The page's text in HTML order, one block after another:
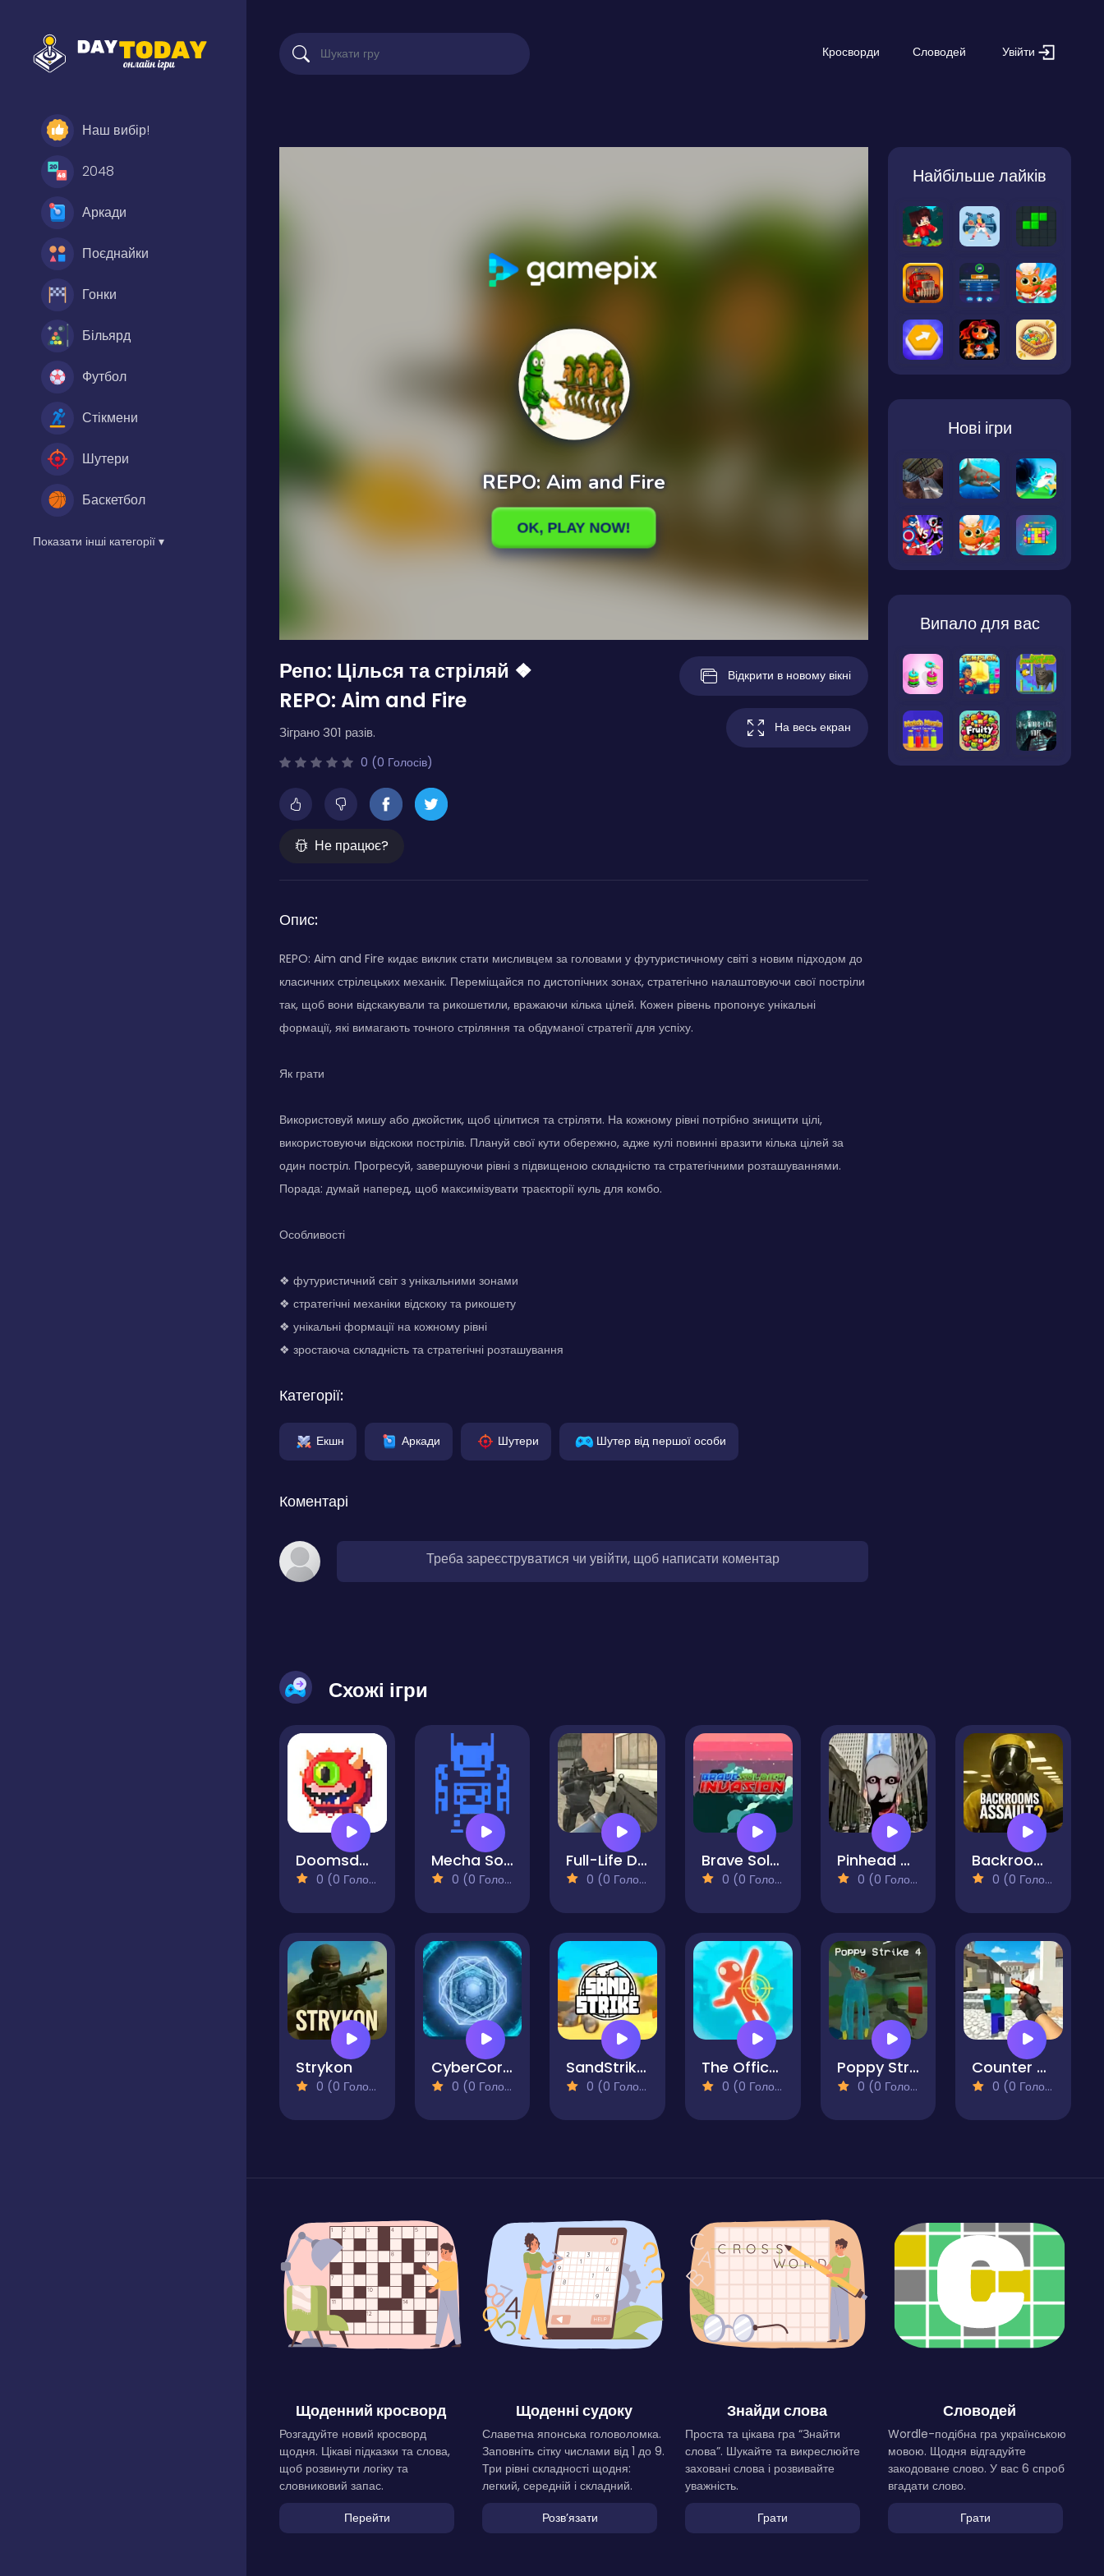
Наш вибір!
2048
Аркади
Поєднайки
Гонки
Більярд
Футбол
Стікмени
Шутери
Баскетбол
Показати інші категорії ▾
Кросворди Словодей Увійти
Репо: Цілься та стріляй ❖
REPO: Aim and Fire
Зіграно 301 разів.
0 (0 Голосів)
Не працює?
Відкрити в новому вікні
На весь екран
Опис:
REPO: Aim and Fire кидає виклик стати мисливцем за головами у футуристичному світі з новим підходом до
класичних стрілецьких механік. Переміщайся по дистопічних зонах, стратегічно налаштовуючи свої постріли
так, щоб вони відскакували та рикошетили, вражаючи кілька цілей. Кожен рівень пропонує унікальні
формації, які вимагають точного стріляння та обдуманої стратегії для успіху.
Як грати
Використовуй мишу або джойстик, щоб цілитися та стріляти. На кожному рівні потрібно знищити цілі,
використовуючи відскоки пострілів. Плануй свої кути обережно, адже кулі повинні вразити кілька цілей за
один постріл. Прогресуй, завершуючи рівні з підвищеною складністю та стратегічними розташуваннями.
Порада: думай наперед, щоб максимізувати траєкторії куль для комбо.
Особливості
❖ футуристичний світ з унікальними зонами
❖ стратегічні механіки відскоку та рикошету
❖ унікальні формації на кожному рівні
❖ зростаюча складність та стратегічні розташування
Категорії:
Екшн Аркади Шутери Шутер від першої особи
Коментарі
Треба зареєструватися чи увійти, щоб написати коментар
Найбільше лайків
Нові ігри
Випало для вас
Схожі ігри
Doomsday Shooter
0 (0 Голосів)
Mecha Son of Mecha
0 (0 Голосів)
Full-Life Deathmatch
0 (0 Голосів)
Brave Soldier Invasion
0 (0 Голосів)
Pinhead Nextbots Shooter Action
0 (0 Голосів)
Backrooms Assault 2
0 (0 Голосів)
Strykon
0 (0 Голосів)
CyberCore Defense Protocol
0 (0 Голосів)
SandStrike.io
0 (0 Голосів)
The Office Escape
0 (0 Голосів)
Poppy Strike 4
0 (0 Голосів)
Counter Craft 3 Zombies
0 (0 Голосів)
Щоденний кросворд
Розгадуйте новий кросворд
щодня. Цікаві підказки та слова,
щоб розвинути логіку та
словниковий запас.
Перейти
Щоденні судоку
Славетна японська головоломка.
Заповніть сітку числами від 1 до 9.
Три рівні складності щодня:
легкий, середній і складний.
Розвʼязати
Знайди слова
Проста та цікава гра “Знайти
слова”. Шукайте та викреслюйте
заховані слова і розвивайте
уважність.
Грати
Словодей
Wordle-подібна гра українською
мовою. Щодня відгадуйте
закодоване слово. У вас 6 спроб
вгадати слово.
Грати